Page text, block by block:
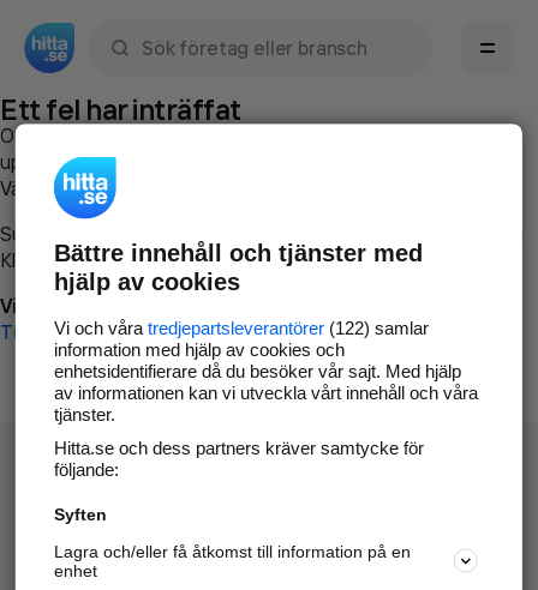
Ett fel har inträffat
Om du vill kan du
uppstod så att vi lättare och snabbare kan avhjälpa det.
Vänligen försök med följande:
Surfa till
Klicka påTillbaka-knappen i webbläsaren och försök igen
Vi beklagar besväret!
Till startsidan
Hitta.se - Gratis nummerupplysning.
Sök företag, personer och platser.
Bättre innehåll och tjänster med
hjälp av cookies
Vi och våra tredjepartsleverantörer(122) samlar
information med hjälp av cookies och
enhetsidentifierare då du besöker vår sajt. Med hjälp
av informationen kan vi utveckla vårt innehåll och våra
tjänster.
Hitta.se och dess partners kräver samtycke för
följande:
Syften
Lagra och/eller få åtkomst till information på en
enhet